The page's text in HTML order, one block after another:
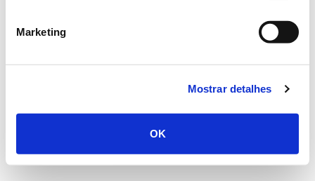
Marketing
Mostrar detalhes
OK